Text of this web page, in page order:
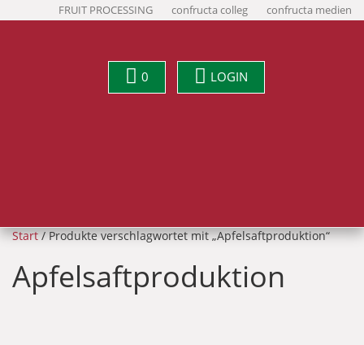
FRUIT PROCESSING confructa colleg confructa medien
0 LOGIN
Start/ Produkte verschlagwortet mit „Apfelsaftproduktion“
Apfelsaftproduktion